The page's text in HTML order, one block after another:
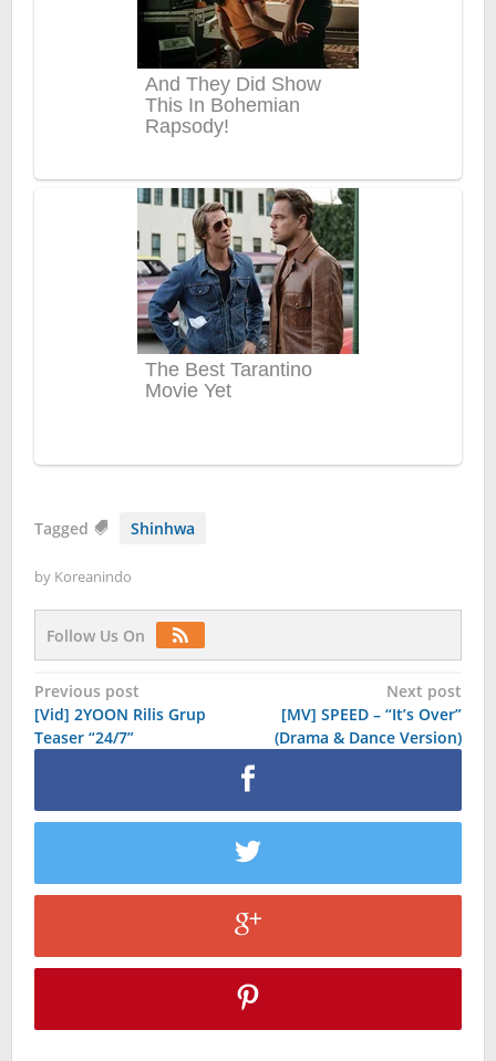
Tagged Shinhwa
by Koreanindo
Follow Us On
Post
navigation
Previous post
[Vid] 2YOON Rilis Grup
Teaser “24/7”
Next post
[MV] SPEED – “It’s Over”
(Drama & Dance Version)